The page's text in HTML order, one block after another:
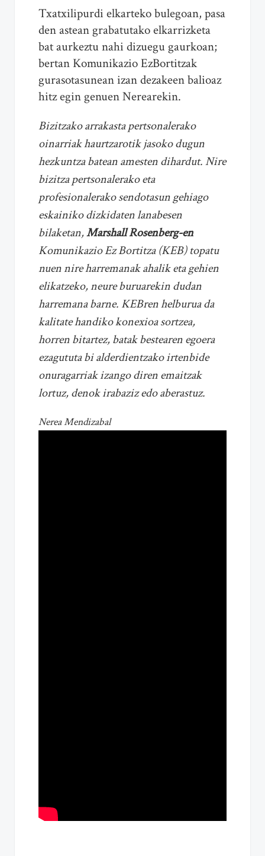
Txatxilipurdi elkarteko bulegoan, pasa
den astean grabatutako elkarrizketa
bat aurkeztu nahi dizuegu gaurkoan;
bertan Komunikazio EzBortitzak
gurasotasunean izan dezakeen balioaz
hitz egin genuen Nerearekin.
Bizitzako arrakasta pertsonalerako
oinarriak haurtzarotik jasoko dugun
hezkuntza batean amesten dihardut. Nire
bizitza pertsonalerako eta
profesionalerako sendotasun gehiago
eskainiko dizkidaten lanabesen
bilaketan,Marshall Rosenberg-en
Komunikazio Ez Bortitza (KEB) topatu
nuen nire harremanak ahalik eta gehien
elikatzeko, neure buruarekin dudan
harremana barne. KEBren helburua da
kalitate handiko konexioa sortzea,
horren bitartez, batak bestearen egoera
ezagututa bi alderdientzako irtenbide
onuragarriak izango diren emaitzak
lortuz, denok irabaziz edo aberastuz.
Nerea Mendizabal